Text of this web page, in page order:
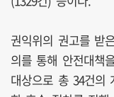
권익위의 권고를 받
의를 통해 안전대책
대상으로 총 34건의